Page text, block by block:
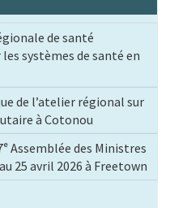
de santé
systèmes de santé en
de l’atelier régional sur
à Cotonou
Assemblée des Ministres
25 avril 2026 à Freetown